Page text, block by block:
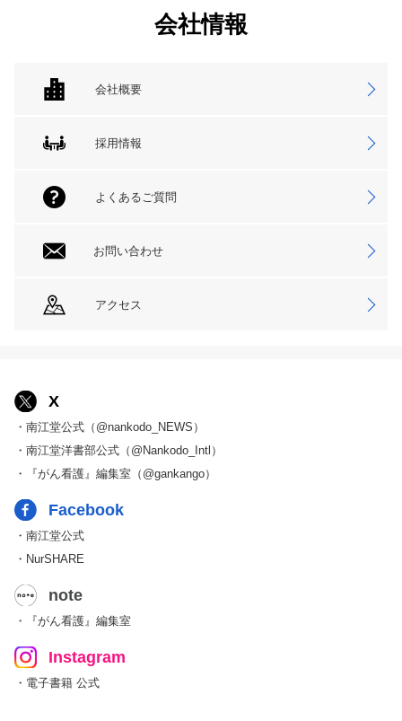
会社情報
会社概要
採用情報
よくあるご質問
お問い合わせ
アクセス
X
・南江堂公式（@nankodo_NEWS）
・南江堂洋書部公式（@Nankodo_Intl）
・『がん看護』編集室（@gankango）
Facebook
・南江堂公式
・NurSHARE
note
・『がん看護』編集室
Instagram
・電子書籍 公式